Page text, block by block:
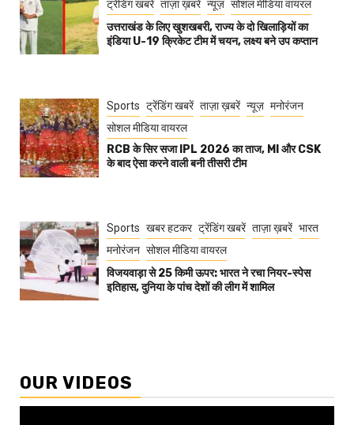
ट्रेंडिंग खबरें ताज़ा ख़बरें न्यूज़ सोशल मीडिया वायरल
उत्तराखंड के लिए खुशखबरी, राज्य के दो खिलाड़ियों का
इंडिया U-19 क्रिकेट टीम में चयन, लक्ष्य बने उप कप्तान
Sports ट्रेंडिंग खबरें ताज़ा ख़बरें न्यूज़ मनोरंजन
सोशल मीडिया वायरल
RCB के सिर सजा IPL 2026 का ताज, MI और CSK
के बाद ऐसा करने वाली बनी तीसरी टीम
Sports खबर हटकर ट्रेंडिंग खबरें ताज़ा ख़बरें भारत
मनोरंजन सोशल मीडिया वायरल
विजयवाड़ा से 25 किमी ऊपर: भारत ने रचा नियर-स्पेस
इतिहास, दुनिया के पांच देशों की लीग में शामिल
OUR VIDEOS